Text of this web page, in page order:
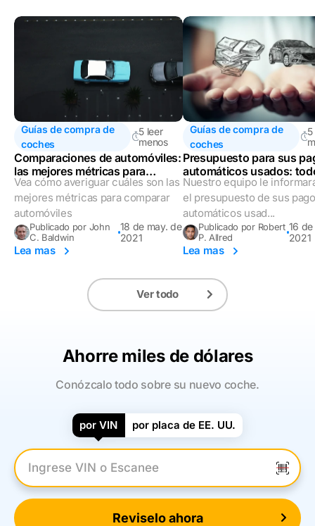
Guías de compra de
coches
5 leer
menos
Comparaciones de automóviles:
las mejores métricas para
comparar automóviles
Vea cómo averiguar cuáles son las
mejores métricas para comparar
automóviles
Publicado por John
C. Baldwin
18 de may. de
2021
Lea mas
Guías de compra de
coches
Presupuesto para sus
automáticos usados:
que debe saber
Nuestro equipo le
el presupuesto de sus
automáticos usad...
Publicado por Robert
P. Allred
16
2021
Lea mas
Ver todo
Ahorre miles de dólares
Conózcalo todo sobre su nuevo coche.
por VIN por placa de EE. UU.
Introduzca el VIN
Reviselo ahora